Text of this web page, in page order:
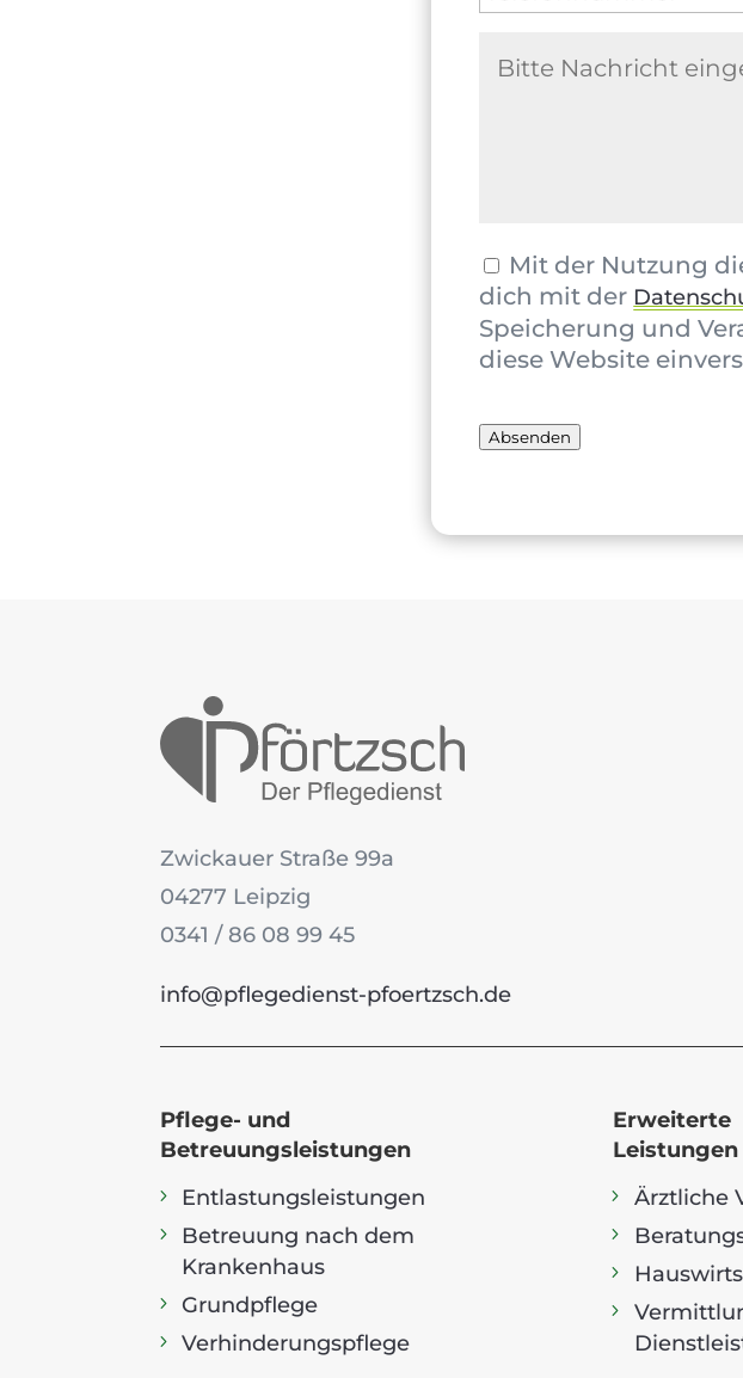
Mit der Nutzung
dich mit der
Speicherung und
diese Website
Absenden
Zwickauer Straße 99a
04277 Leipzig
0341 / 86 08 99 45
info@pflegedienst-pfoertzsch.de
Pflege- und
Betreuungsleistungen
Entlastungsleistungen
Betreuung nach dem
Krankenhaus
Grundpflege
Verhinderungspflege
Erweiterte
Leistungen
Ärztliche